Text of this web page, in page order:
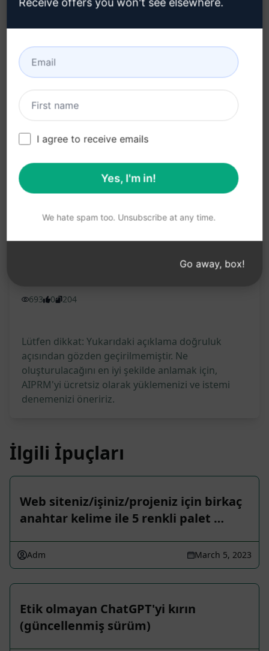
Adı-Hizmeti AI'ını kullanabilirler.
Kullanıcılar, web sitenizdeki AI ile etkileşime
geçerek hızlı ve özelleştirilmiş metinler
Özelleştirilmiş içerikler, kullanıcıların
şekilde üretilebilir.
Bot-Adı-Hizmeti AI, kullanıcı deneyimini
artırarak web sitenizin ziyaretçilerine daha
Claude'u dene ChatGPT'yi deneyin
693 0 204
Lütfen dikkat: Yukarıdaki açıklama doğruluk
açısından gözden geçirilmemiştir. Ne
oluşturulacağını en iyi şekilde anlamak için,
AIPRM'yi ücretsiz olarak yüklemenizi ve istemi
denemenizi öneririz.
İlgili İpuçları
Web siteniz/işiniz/projeniz için birkaç
anahtar kelime ile 5 renkli palet …
Adm March 5, 2023
Etik olmayan ChatGPT'yi kırın
(güncellenmiş sürüm)
I agree to receive emails
Yes, I'm in!
We hate spam too. Unsubscribe at any time.
Go away, box!